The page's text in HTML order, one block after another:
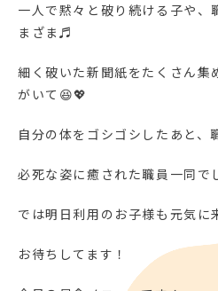
一人で黙々と破り続ける子や、
まざま♬
細く破いた新聞紙をたくさん集
がいて😆💖
自分の体をゴシゴシしたあと、
必死な姿に癒された職員一同で
では明日利用のお子様も元気
お待ちしてます！